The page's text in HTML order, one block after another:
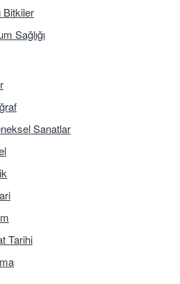
Bitkiler
Sağlığı
Sanatlar
Tarihi